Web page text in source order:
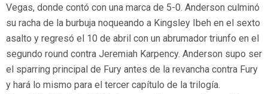
Vegas, donde contó con una marca de 5-0. Anderson culminó
su racha de la burbuja noqueando a Kingsley Ibeh en el sexto
asalto y regresó el 10 de abril con un abrumador triunfo en el
segundo round contra Jeremiah Karpency. Anderson supo ser
el sparring principal de Fury antes de la revancha contra Fury
y hará lo mismo para el tercer capítulo de la trilogía.